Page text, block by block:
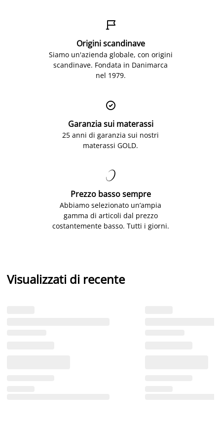

Origini scandinave
Siamo un'azienda globale, con origini
scandinave. Fondata in Danimarca
nel 1979.

Garanzia sui materassi
25 anni di garanzia sui nostri
materassi GOLD.

Prezzo basso sempre
Abbiamo selezionato un’ampia
gamma di articoli dal prezzo
costantemente basso. Tutti i giorni.
Visualizzati di recente